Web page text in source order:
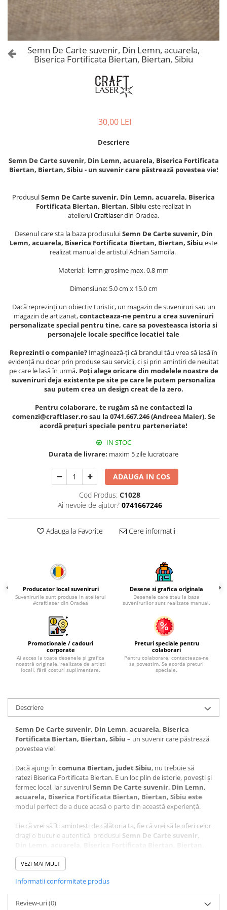
Castelul Peles
Cetatea Alba Carolina
Cetatea de Scaun a Sucevei
Cetatea Oradea
Bojdeuca "Ion Creanga", Iasi
Casa Junimii Iasi (Muzeul Vasile
Castelul Julia Hasdeu (Muzeul
Memorial B.P. Hasdeu)
Cazinoul Constanta
Nicolae Gane)
Muzeul de Arta Cluj Napoca
Muzeul National Brukenthal Sibiu
Muzeul National de Istorie a
Romaniei
Muzeul Unirii Iasi
Orase si zone istorice
Cluj Napoca
Colonada Imperiala, Buzias
Maramures
Oradea
Sibiu
Palate si Curti Domnesti
Curtea Domneasca, Targoviste
Palatul Alexandru Ioan Cuza,
Palatul Culturii Iasi
Cani suvenir
Colectia "Orase Medievale"
Colectia Semne de carte Suvenir
Semn de carte suvenir acuarela
Magneti de frigider din lemn,
gravati
Mitul Dracula
Puzzle suvenir
Sacose bumbac
Suport pahare suvenir
Suport pahare suvenir din lemn
Tablouri acuarela
Tablouri gravate
Tablouri metalice
Colectia "Belle Epoque"
Colectia "Visit Romania"
Colectia medievala
Colectia Vintage
Semn De Carte suvenir, Din Lemn, acuarela,
Biserica Fortificata Biertan, Biertan, Sibiu
30,00 LEI
Descriere
Semn De Carte suvenir, Din Lemn, acuarela, Biserica Fortificata
Biertan, Biertan, Sibiu - un suvenir care păstrează povestea vie!
ProdusulSemn De Carte suvenir, Din Lemn, acuarela, Biserica
Fortificata Biertan, Biertan, Sibiu este realizat in
atelierulCraftlaserdin Oradea.
Desenul care sta la baza produsuluiSemn De Carte suvenir, Din
Lemn, acuarela, Biserica Fortificata Biertan, Biertan, Sibiu este
realizat manual de artistul Adrian Samoila.
Material: lemn grosime max. 0.8 mm
Dimensiune: 5.0 cm x 15.0 cm
Dacă reprezinți un obiectiv turistic, un magazin de suveniruri sau un
magazin de artizanat,contacteaza-ne pentru a crea suveniruri
personalizate special pentru tine, care sa povesteasca istoria si
personajele locale specifice locatiei tale
Reprezinti o companie? Imaginează-ți că brandul tău vrea să iasă în
evidență nu doar prin produse sau servicii, ci și prin amintiri de neuitat
pe care le lasă în urmă. Poți alege oricare din modelele noastre de
suveniruri deja existente pe site pe care le putem personaliza
sau putem crea un design creat de la zero.
Pentru colaborare, te rugăm să ne contactezi la
comenzi@craftlaser.ro sau la 0741.667.246 (Andreea Maier). Se
acordă prețuri speciale pentru parteneriate!
IN STOC
Durata de livrare: maxim 5 zile lucratoare
ADAUGA IN COS
Cod Produs: C1028
Ai nevoie de ajutor? 0741667246
Adauga la Favorite Cere informatii
Producator local suveniruri
Suvenirurile sunt produse in atelierul
#craftlaser din Oradea
Desene si grafica originala
Desenele care stau la baza
suvenirurilor sunt realizate manual.
Promotionale / cadouri
corporate
Ai acces la toate desenele și grafica
noastră originale, realizate de artiști
locali, fără costuri suplimentare.
Preturi speciale pentru
colaborari
Pentru colaborare, contacteaza-ne
sa povestim. Se acorda preturi
speciale.
Descriere
Semn De Carte suvenir, Din Lemn, acuarela, Biserica
Fortificata Biertan, Biertan, Sibiu – un suvenir care păstrează
povestea vie!
Dacă ajungi în comuna Biertan, judet Sibiu, nu trebuie să
ratezi Biserica Fortificata Biertan. E un loc plin de istorie, povești și
farmec local, iar suvenirulSemn De Carte suvenir, Din Lemn,
acuarela, Biserica Fortificata Biertan, Biertan, Sibiu este
modul perfect de a duce acasă o parte din această experiență.
Fie că vrei să îți amintești de călătoria ta, fie că vrei să le oferi celor
dragi o bucurie autentică, produsul Semn De Carte suvenir,
ce să alegi – acest suvenir este unic, plin de semnificație și atent
Ce face acest suvenir special?
VEZI MAI MULT
Informatii conformitate produs
Review-uri(0)